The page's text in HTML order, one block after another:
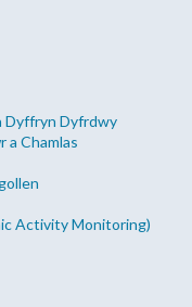
Dyffryn Dyfrdwy
a Chamlas
Activity Monitoring)